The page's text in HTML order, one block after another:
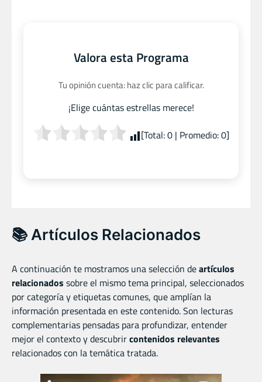
Valora esta Programa
Tu opinión cuenta: haz clic para calificar.
¡Elige cuántas estrellas merece!
[Total:0| Promedio:0]
📚 Artículos Relacionados
A continuación te mostramos una selección deartículos
relacionados sobre el mismo tema principal, seleccionados
por categoría y etiquetas comunes, que amplían la
información presentada en este contenido. Son lecturas
complementarias pensadas para profundizar, entender
mejor el contexto y descubrircontenidos relevantes
relacionados con la temática tratada.